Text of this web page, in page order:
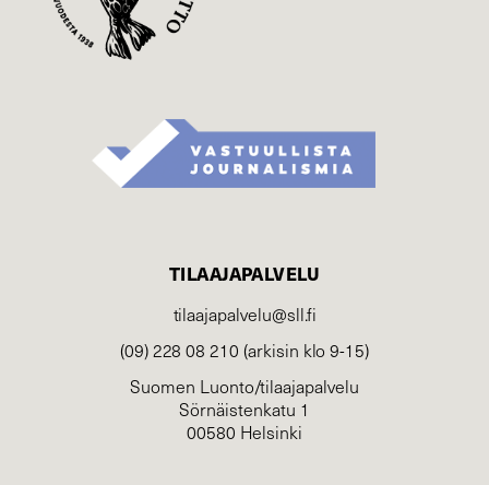
TILAAJAPALVELU
tilaajapalvelu@sll.fi
(09) 228 08 210 (arkisin klo 9-15)
Suomen Luonto/tilaajapalvelu
Sörnäistenkatu 1
00580 Helsinki